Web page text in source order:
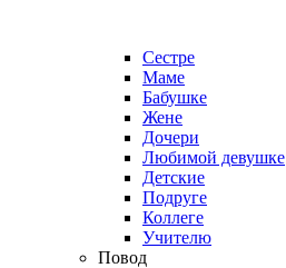
Сестре
Маме
Бабушке
Жене
Дочери
Любимой девушке
Детские
Подруге
Коллеге
Учителю
Повод